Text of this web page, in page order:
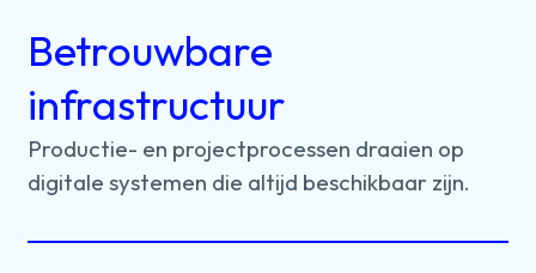
Betrouwbare
infrastructuur
Productie⁠⁠-⁠⁠ en projectprocessen draaien op
digitalesystemen die altijd beschikbaar zijn.